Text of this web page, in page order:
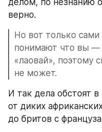
делом, по незнанию
верно.
Но вот только
понимают что вы —
«лаовай», поэтому
не может.
И так дела обстоят
от диких
до бритов с